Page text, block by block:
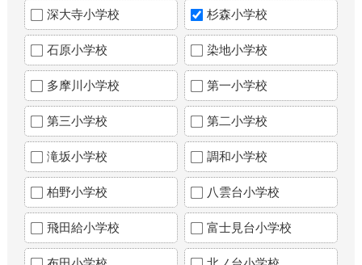
深大寺小学校 杉森小学校
石原小学校 染地小学校
多摩川小学校 第一小学校
第三小学校 第二小学校
滝坂小学校 調和小学校
柏野小学校 八雲台小学校
飛田給小学校 富士見台小学校